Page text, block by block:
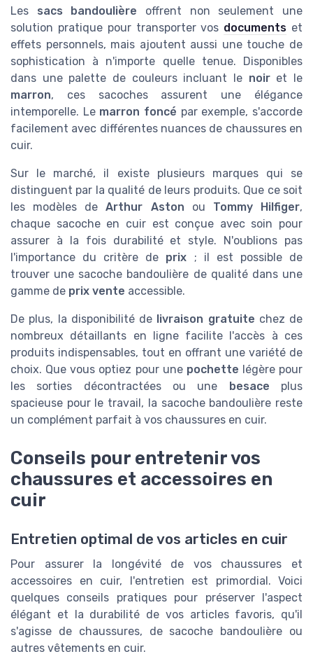
Les sacs bandoulière offrent non seulement une
solution pratique pour transporter vos documents et
effets personnels, mais ajoutent aussi une touche de
sophistication à n'importe quelle tenue. Disponibles
dans une palette de couleurs incluant le noiret le
marron, ces sacoches assurent une élégance
intemporelle. Le marron foncé par exemple, s'accorde
facilement avec différentes nuances de chaussures en
cuir.
Sur le marché, il existe plusieurs marques qui se
distinguent par la qualité de leurs produits. Que ce soit
les modèles deArthur Aston ou Tommy Hilfiger,
chaque sacoche en cuir est conçue avec soin pour
assurer à la fois durabilité et style. N'oublions pas
l'importance du critère de prix ; il est possible de
trouver une sacoche bandoulière de qualité dans une
gamme de prix vente accessible.
De plus, la disponibilité de livraison gratuite chez de
nombreux détaillants en ligne facilite l'accès à ces
produits indispensables, tout en offrant une variété de
choix. Que vous optiez pour une pochette légère pour
les sorties décontractées ou une
besace plus
spacieuse pour le travail, la sacoche bandoulière reste
un complément parfait à vos chaussures en cuir.
Conseils pour entretenir vos
chaussures et accessoires en
cuir
Entretien optimal de vos articles en cuir
Pour assurer la longévité de vos chaussures et
accessoires en cuir, l'entretien est primordial. Voici
quelques conseils pratiques pour préserver l'aspect
élégant et la durabilité de vos articles favoris, qu'il
s'agisse de chaussures, de sacoche bandoulière ou
autres vêtements en cuir.